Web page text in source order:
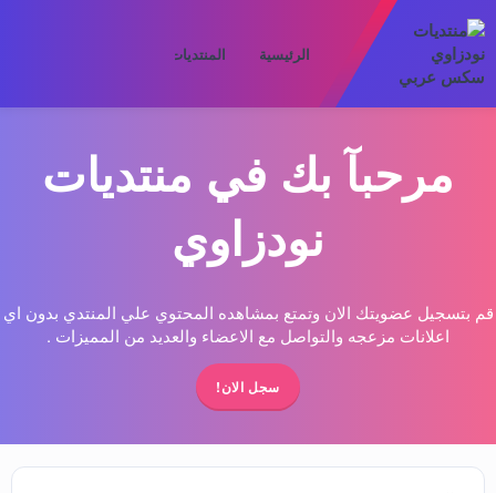
الرئيسية المنتديات
مرحبآ بك في منتديات
نودزاوي
قم بتسجيل عضويتك الان وتمتع بمشاهده المحتوي علي المنتدي بدون اي
اعلانات مزعجه والتواصل مع الاعضاء والعديد من المميزات .
سجل الان!